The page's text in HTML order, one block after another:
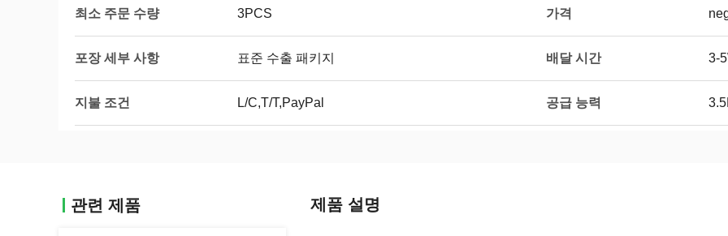
최소 주문 수량 3PCS 가격
포장 세부 사항 표준 수출 패키지 배달 시간 3-
지불 조건 L/C,T/T,PayPal 공급 능력
관련 제품 제품 설명